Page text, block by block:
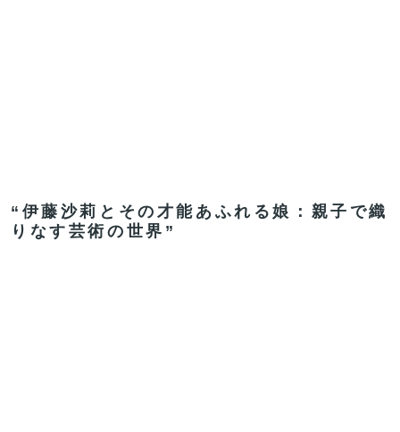
“伊藤沙莉とその才能あふれる娘：親子で織
りなす芸術の世界”